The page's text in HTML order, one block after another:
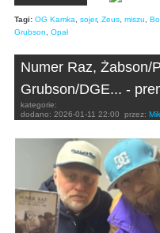
Tagi: OG Kamka, sojer, Zeus, miszu,
Grubson, Opał
Numer Raz, Żabson/
Grubson/DGE... -
kategorie:
dodano: 2026-01-11 22:00 przez: